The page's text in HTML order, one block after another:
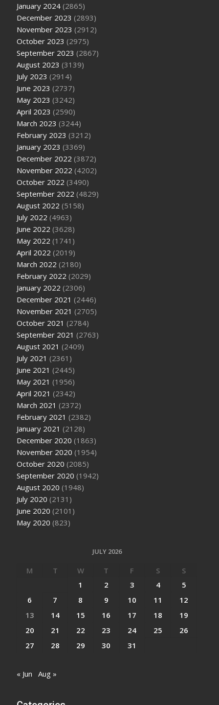
January 2024 (2865)
December 2023 (2893)
November 2023 (2912)
October 2023 (2975)
September 2023 (2867)
August 2023 (3139)
July 2023 (2914)
June 2023 (2737)
May 2023 (3242)
April 2023 (2590)
March 2023 (3244)
February 2023 (3212)
January 2023 (3369)
December 2022 (3872)
November 2022 (4202)
October 2022 (3490)
September 2022 (4829)
August 2022 (5158)
July 2022 (4963)
June 2022 (3628)
May 2022 (1741)
April 2022 (2019)
March 2022 (2180)
February 2022 (2029)
January 2022 (2306)
December 2021 (2446)
November 2021 (2705)
October 2021 (2784)
September 2021 (2763)
August 2021 (2409)
July 2021 (2361)
June 2021 (2445)
May 2021 (1956)
April 2021 (2342)
March 2021 (2372)
February 2021 (2382)
January 2021 (2128)
December 2020 (1863)
November 2020 (1954)
October 2020 (2085)
September 2020 (1942)
August 2020 (1948)
July 2020 (2131)
June 2020 (2101)
May 2020 (823)
JULY 2026
M T W T F S
S
1
2 3 4
5
6
7 8 9 10 11
12
13
14 15 16 17 18
19
20
21 22 23 24 25
26
27
28 29 30 31
« Jun Aug »